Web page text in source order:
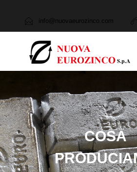
Attività e Servizi
Cosa Produciamo
Settori
Contatti
info@nuovaeurozinco.com
COSA